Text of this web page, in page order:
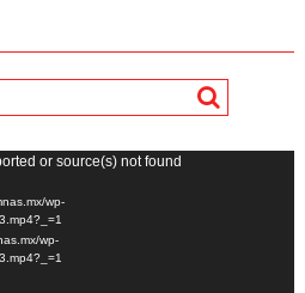
or source(s) not found
wp-
wp-